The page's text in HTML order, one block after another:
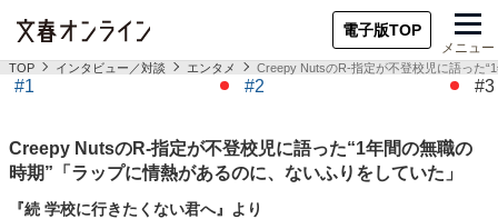
電子版TOP
メニュー
TOP インタビュー／対談 エンタメ Creepy NutsのR-指定が不登校児に語った
#1 #2 #3
Creepy NutsのR-指定が不登校児に語った“1年間の無職の
時期”「ラップに情熱があるのに、ないふりをしていた」
『続 学校に行きたくない君へ』より